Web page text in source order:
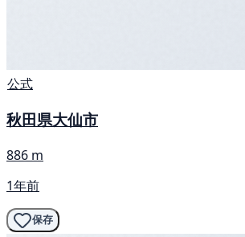
公式
秋田県大仙市
886 m
1年前
保存